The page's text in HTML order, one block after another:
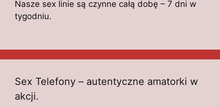
Nasze sex linie są czynne całą dobę – 7 dni w
tygodniu.
Sex Telefony – autentyczne amatorki w
akcji.